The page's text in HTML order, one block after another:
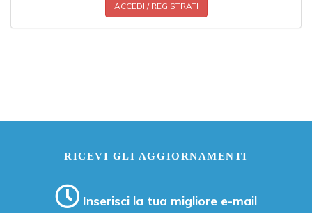
ACCEDI / REGISTRATI
RICEVI GLI AGGIORNAMENTI
Inserisci la tua migliore e-mail